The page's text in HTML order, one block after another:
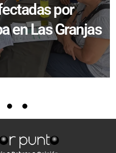
por
en Las Granjas